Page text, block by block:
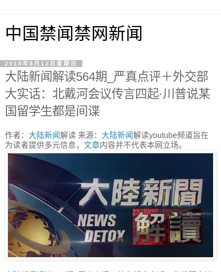
中国禁闻禁网新闻
2018年8月12日星期日
大陆新闻解读564期_严真点评＋外交部
大实话：北戴河会议传言四起·川普说某
国留学生都是间谍
作者： 大陆新闻解读 来源： 大陆新闻解读youtube频道旨在
为读者提供多元信息， 文章内容并不代表本网立场。